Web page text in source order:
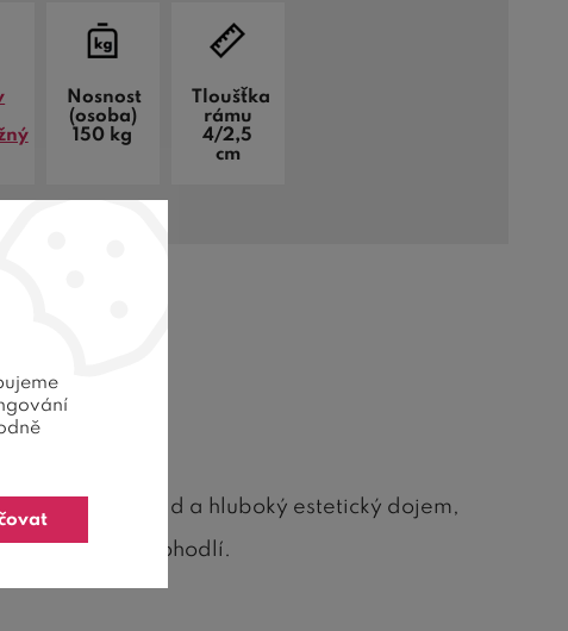
Nosnost
(osoba)
150 kg
Tloušťka
rámu
4/2,5
cm
posteli řád a hluboký estetický dojem,
v pohodlí.